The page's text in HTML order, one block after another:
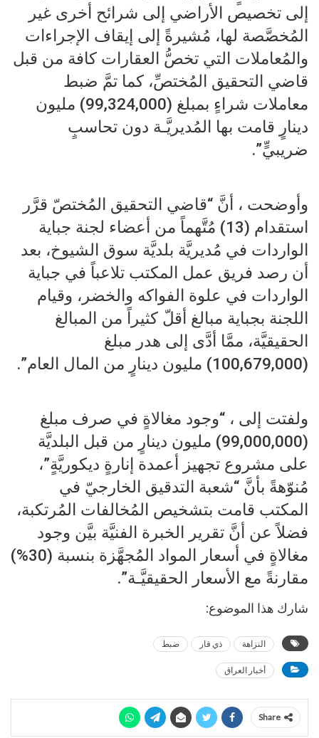
إلى تخصيص الأراضي إلى شرائح أخرى غير
المُخصَّصة لها، مُشيرةً إلى إيقاف الإجراءات
والمُعاملات التي تخصُّ العقارات كافة من قبل
قاضي التحقيق المُختصِّ، كما تمَّ ضبط
معاملات شراءٍ بمبلغ (99,324,000) مليون
دينارٍ قامت بها المُديريَّـة دون تحاسبٍ
ضريبيٍّ”.
وأوضحت ، أنَّ “قاضي التحقيق المُختصّ قرَّر
استقدام (13) مُتَّهماً من أعضاء لجنة جباية
الواردات في مُديريَّة بلديَّة سوق الشيوخ، بعد
أن رصد فريق عمل المكتب تلاعباً في جباية
الواردات في علوة الفواكه والخضر، وقيام
اللجنة بجباية مبالغ أقلّ كثيراً من المبالغ
الحقيقيَّة، ممَّا أدَّى إلى هدر مبلغ
(100,679,000) مليون دينارٍ من المال العام”.
ولفتت إلى ، “وجود مغالاةٍ في صرف مبلغ
(99,000,000) مليون دينارٍ من قبل البلديَّة
على مشروع تجهيز أعمدة إنارةٍ ديكوريَّةٍ”،
مُنوّهةً بأنَّ “شعبة التدقيق الخارجيّ في
المكتب قامت بتشخيص المُخالفات المُرتكبة،
فضلاً عن أنَّ تقرير الخبرة الفنيَّة بيَّن وجود
مغالاةٍ في أسعار المواد المُجهَّزة بنسبة (30%)
مقارنةً مع الأسعار الحقيقيَّـة”.
شارك هذا الموضوع:
النزاهة ذي قار ضبط
أخبار العراق
Share